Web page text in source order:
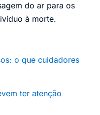
do ar para os
à morte.
o que cuidadores
ter atenção